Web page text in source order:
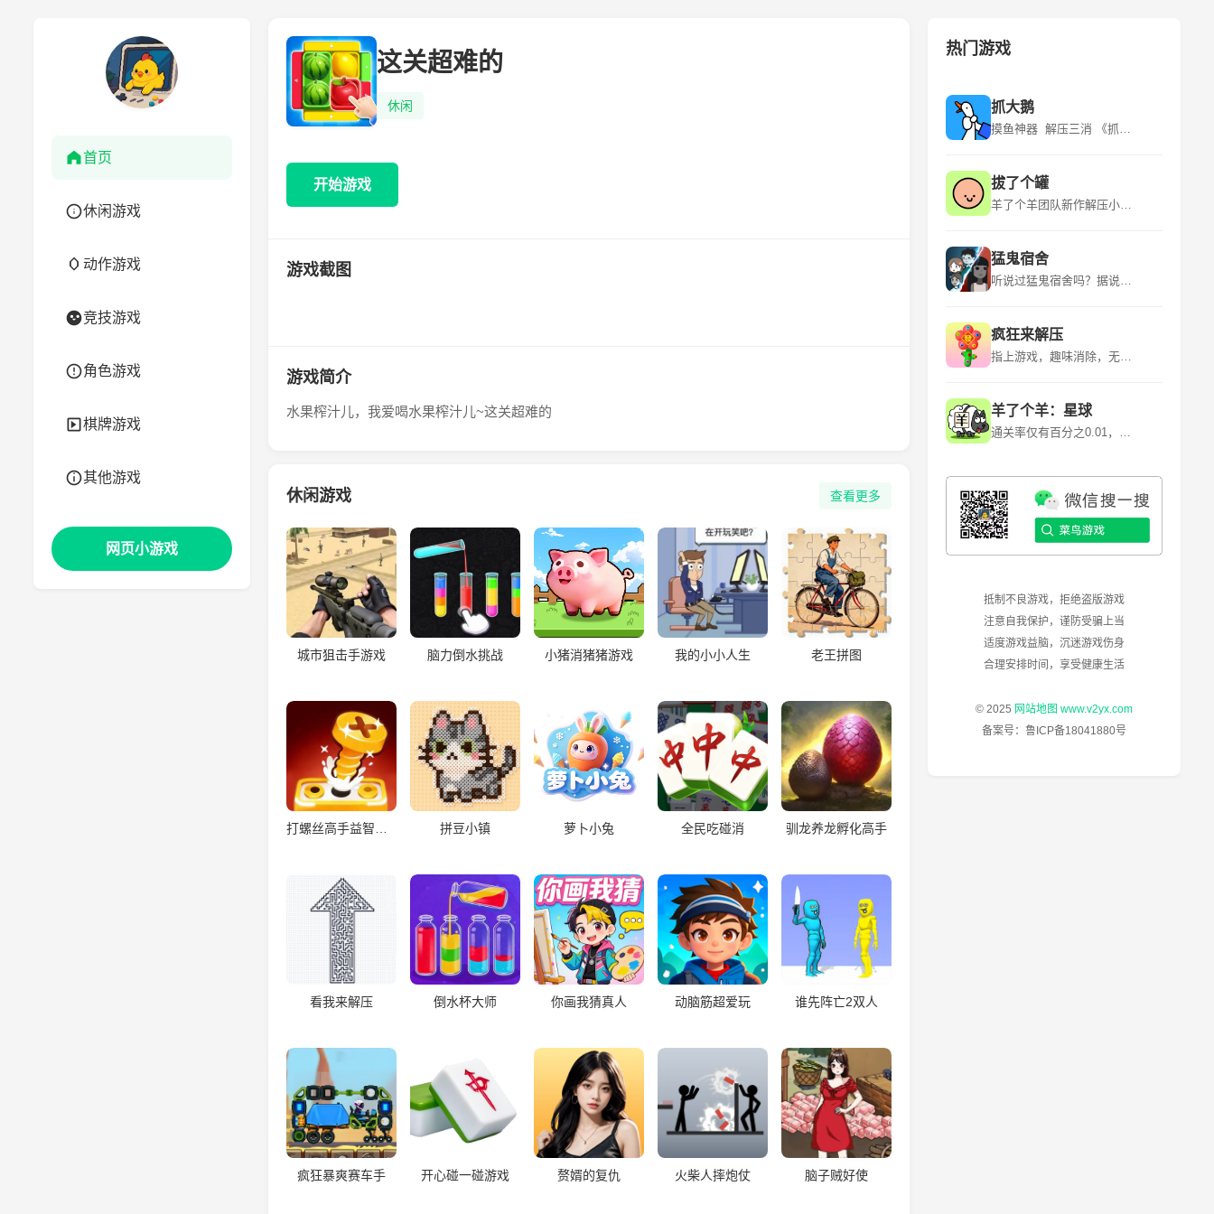
首页
休闲游戏
动作游戏
竞技游戏
角色游戏
棋牌游戏
其他游戏
网页小游戏
这关超难的
休闲
开始游戏
游戏截图
游戏简介
水果榨汁儿，我爱喝水果榨汁儿~这关超难的
休闲游戏 查看更多
城市狙击手游戏 脑力倒水挑战 小猪消猪猪游戏 我的小小人生 老王拼图
拼豆小镇 萝卜小兔 全民吃碰消 驯龙养龙孵化高手
看我来解压 倒水杯大师 你画我猜真人 动脑筋超爱玩 谁先阵亡2双人
疯狂暴爽赛车手 开心碰一碰游戏 赘婿的复仇 火柴人摔炮仗 脑子贼好使
热门游戏
抓大鹅
摸鱼神器 解压三消 《抓大鹅》是青岛蓝飞互娱科技股份有限公司推出的一款休闲益智类型的游戏，该游戏平台为微信小程序，适应年龄为18+，游戏语言为中文，于2024年3月6日发行。 《抓大鹅》游戏有很多玩法，在游玩的时候是可以自由的选择自己比较喜欢的关卡的。游戏的流程是看到出现的物品时就可以直接开始点击，用户通过“购物篮子”特定背景下，找到三个一样的物品将其消除。游玩的时候遇到比较困难的地方的时候是可以点击提示的，让玩家能够获得关键的线索。 该游戏的特点是玩法众多、超多关卡、实时排名、操作简单。
拔了个罐
羊了个羊团队新作解压小游戏！~ 《拔了个罐》是一款以拔罐为主题的休闲益智小游戏，游戏融合了“拧螺丝”玩法，玩家需要将杂乱摆放的罐罐放置到对应颜色的客人身上，凑齐三个即可消除，完成关卡挑战。游戏中还有丰富的装扮、舞蹈等元素，为玩家带来全新的游戏体验。 《拔了个罐》是简游互娱推出的一款小游戏，继承了“羊了个羊”的美术风格，玩法上融合了时下火爆全球的“拧螺丝”，上线首日即空降微信小游戏榜第23名。游戏以拔罐为主题，结合了除湿气等热门话题，引发玩家情感共鸣。
猛鬼宿舍
听说过猛鬼宿舍吗？据说那里有宝藏，快去吧 《猛鬼宿舍》是一款2D塔防小游戏。游戏中玩家需躲避猎梦者的追捕，寻找适合自己的宿舍躲避，并发展经济建造炮台，抵御猎梦者。游戏中玩家只可以在房间中的空地板上进行建造，玩家点击空地板后，出现建筑菜单。游戏中玩家需要根据自己当前的经济选择性建造建筑，发现一条符合自己发展的道路。玩家需要将猎梦者猎梦者击败或者抵御至天亮方可获胜，反之猎梦者抓到玩家则玩家失败。 欢迎大家下载~如果有什么好的想法和建议还有期待，也欢迎大家在评论区留言哦！ 后续可能的计划： 启用昼夜模式/开发自走棋类淘汰玩法/开发多人合作闯关玩法/推出猛鬼视角/推出非对称对抗玩法等等~
疯狂来解压
指上游戏，趣味消除，无限解压！ 《疯狂来解压》是一款以解压为主题的益智类手游，它提供了多种有趣的解压方式，如挤压泡泡、切割肥皂、整理物品等，让玩家在轻松愉快的氛围中释放压力。游戏画面精美，色彩丰富，音效逼真，为玩家带来沉浸式的解压体验。 《疯狂来解压》是一款充满创意和挑战的休闲游戏，它结合了多种解压元素和趣味关卡，让玩家在享受解压乐趣的同时，也能锻炼自己的逻辑思维和反应能力。游戏操作简单易上手，适合所有年龄段的玩家，是放松心情、消磨时间的绝佳选择。
羊了个羊：星球
通关率仅有百分之0.01，快来挑战！~ 《羊了个羊》是一款卡通背景消除闯关游戏，游戏利用各种道具和提示来消除每一个关卡当中的障碍和陷阱。 《羊了个羊》是由北京简游科技有限公司开发的一款休闲益智类微信小程序游戏，于2022年6月13日正式上线。其核心玩法是通过消除关卡中的障碍和陷阱来通关，但第二关的难度极高，通关率仅为0.1%左右。
抵制不良游戏，拒绝盗版游戏
注意自我保护，谨防受骗上当
适度游戏益脑，沉迷游戏伤身
合理安排时间，享受健康生活
© 2025 网站地图 www.v2yx.com
备案号： 鲁ICP备18041880号